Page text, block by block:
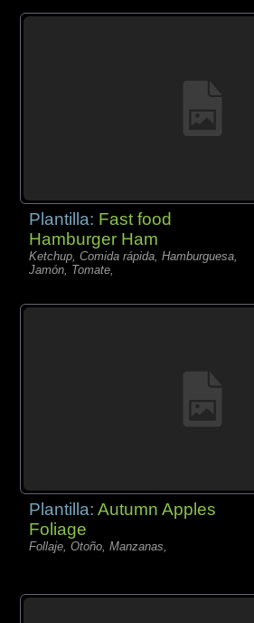
Plantilla: Fast food
Hamburger Ham
Ketchup, Comida rápida, Hamburguesa,
Jamón, Tomate,
Plantilla:Autumn Apples
Foliage
Follaje, Otoño, Manzanas,